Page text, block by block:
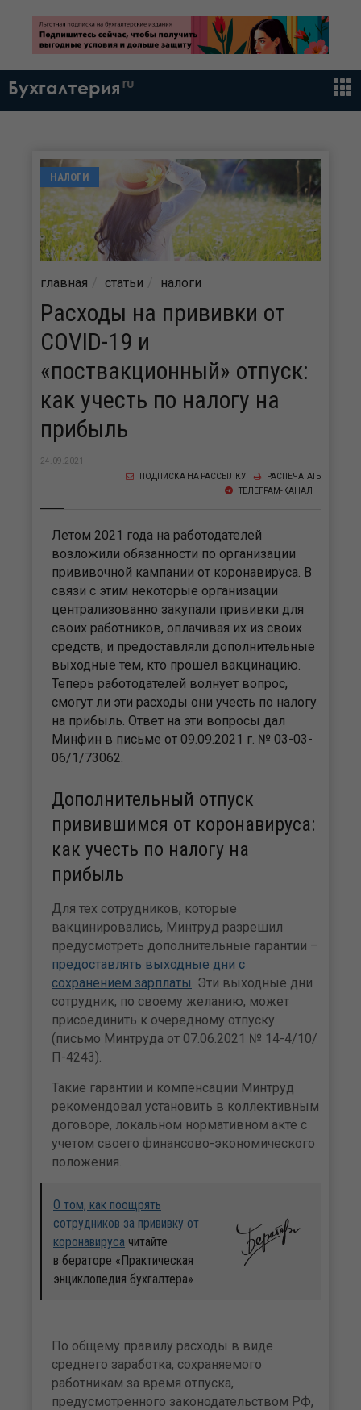
Бухгалтерия ru
НАЛОГИ
главная статьи налоги
Расходы на прививки от
COVID-19 и
«поствакционный» отпуск:
как учесть по налогу на
прибыль
24.09.2021
РАСПЕЧАТАТЬ
ПОДПИСКА НА РАССЫЛКУ
ТЕЛЕГРАМ-КАНАЛ
Летом 2021 года на работодателей
возложили обязанности по организации
прививочной кампании от коронавируса. В
связи с этим некоторые организации
централизованно закупали прививки для
своих работников, оплачивая их из своих
средств, и предоставляли дополнительные
выходные тем, кто прошел вакцинацию.
Теперь работодателей волнует вопрос,
смогут ли эти расходы они учесть по налогу
на прибыль. Ответ на эти вопросы дал
Минфин в письме от 09.09.2021 г. № 03-03-
06/1/73062.
Дополнительный отпуск
привившимся от коронавируса:
как учесть по налогу на
прибыль
Для тех сотрудников, которые
вакцинировались, Минтруд разрешил
предусмотреть дополнительные гарантии –
предоставлять выходные дни с
сохранением зарплаты . Эти выходные дни
сотрудник, по своему желанию, может
присоединить к очередному отпуску
(письмо Минтруда от 07.06.2021 № 14-4/10/
П-4243).
Такие гарантии и компенсации Минтруд
рекомендовал установить в коллективным
договоре, локальном нормативном акте с
учетом своего финансово-экономического
положения.
О том, как поощрять
сотрудников за прививку от
коронавируса читайте
в бераторе «Практическая
энциклопедия бухгалтера»
По общему правилу расходы в виде
среднего заработка, сохраняемого
работникам за время отпуска,
предусмотренного законодательством РФ,